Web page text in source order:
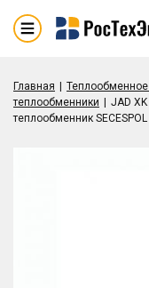
Главная
теплообменники
JAD
теплообменник SECESPOL